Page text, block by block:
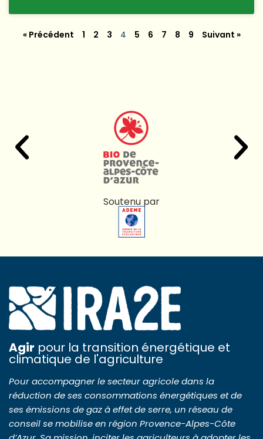
« Précédent 1 2 3 4 5 6 7 8 9 Suivant »
Soutenu par
Agir pour la transition énergétique et
climatique de l'agriculture
Pour accompagner le secteur agricole dans la
réduction de ses consommations énergétiques et de
ses émissions de gaz à effet de serre, un réseau de
conseil se mobilise en région Provence-Alpes-Côte